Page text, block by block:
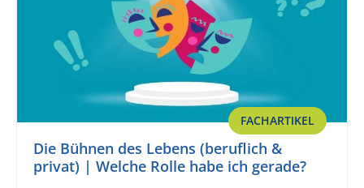
FACHARTIKEL
Die Bühnen des Lebens (beruflich &
privat) | Welche Rolle habe ich gerade?